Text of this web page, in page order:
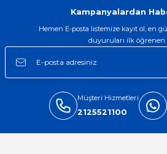
Kampanyalardan
Hemen E-posta listemize kayıt ol, en
duyuruları ilk öğrenen
Müşteri Hizmetleri
2125521100